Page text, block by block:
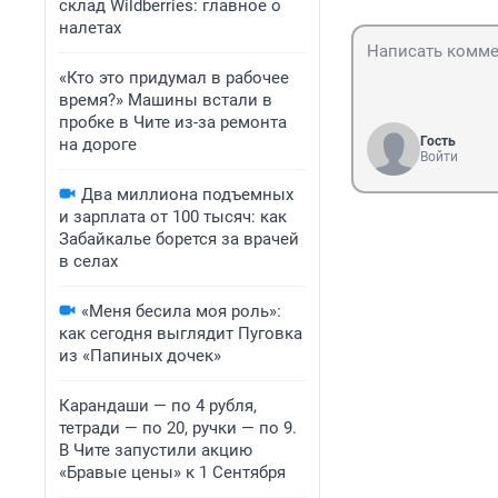
склад Wildberries: главное о
налетах
«Кто это придумал в рабочее
время?» Машины встали в
пробке в Чите из-за ремонта
на дороге
Два миллиона подъемных
и зарплата от 100 тысяч: как
Забайкалье борется за врачей
в селах
«Меня бесила моя роль»:
как сегодня выглядит Пуговка
из «Папиных дочек»
Карандаши — по 4 рубля,
тетради — по 20, ручки — по 9.
В Чите запустили акцию
«Бравые цены» к 1 Сентября
Гость
Войти